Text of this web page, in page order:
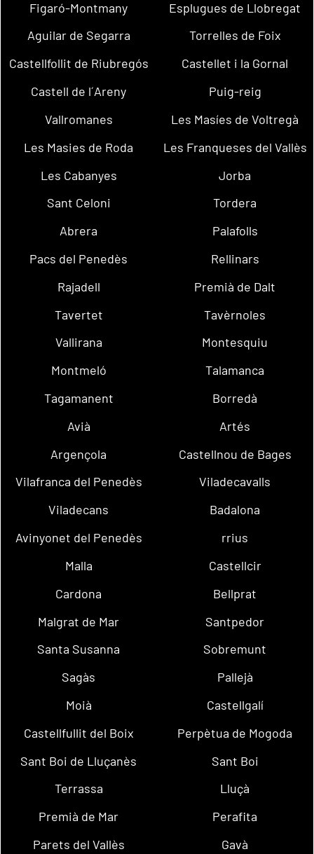
Figaró-Montmany
Esplugues de Llobregat
Aguilar de Segarra
Torrelles de Foix
Castellfollit de Riubregós
Castellet i la Gornal
Castell de l´Areny
Puig-reig
Vallromanes
Les Masíes de Voltregà
Les Masies de Roda
Les Franqueses del Vallès
Les Cabanyes
Jorba
Sant Celoni
Tordera
Abrera
Palafolls
Pacs del Penedès
Rellinars
Rajadell
Premià de Dalt
Tavertet
Tavèrnoles
Vallirana
Montesquiu
Montmeló
Talamanca
Tagamanent
Borredà
Avià
Artés
Argençola
Castellnou de Bages
Vilafranca del Penedès
Viladecavalls
Viladecans
Badalona
Avinyonet del Penedès
rrius
Malla
Castellcir
Cardona
Bellprat
Malgrat de Mar
Santpedor
Santa Susanna
Sobremunt
Sagàs
Pallejà
Moià
Castellgalí
Castellfullit del Boix
Perpètua de Mogoda
Sant Boi de Lluçanès
Sant Boi
Terrassa
Lluçà
Premià de Mar
Perafita
Parets del Vallès
Gavà